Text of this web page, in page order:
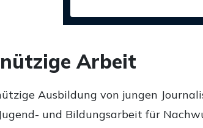
Arbeit
Ausbildung von jungen
und Bildungsarbeit für